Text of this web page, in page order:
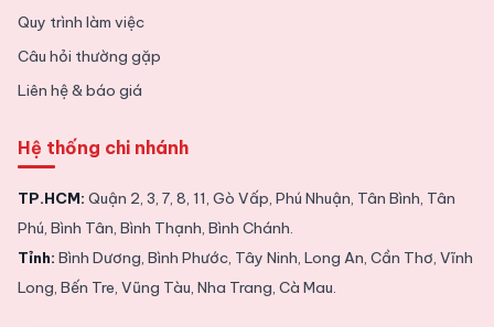
Quy trình làm việc
Câu hỏi thường gặp
Liên hệ & báo giá
Hệ thống chi nhánh
TP.HCM: Quận 2, 3, 7, 8, 11, Gò Vấp, Phú Nhuận, Tân Bình, Tân
Phú, Bình Tân, Bình Thạnh, Bình Chánh.
Tỉnh: Bình Dương, Bình Phước, Tây Ninh, Long An, Cần Thơ, Vĩnh
Long, Bến Tre, Vũng Tàu, Nha Trang, Cà Mau.